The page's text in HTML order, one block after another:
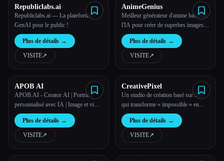
À propos
Republiclabs.ai
Republiclabs.ai — La plateforme
GenAI pour le public !
Plus de détails →
VISITE↗︎
AnimeGenius
Meilleur générateur d'anime basé sur
l'IA pour créer de superbes images
d'IA pour des spectateurs du monde
entier.Plus de détails →
VISITE↗︎
APOB AI
APOB.AI - Creator AI | Portrait
personnalisé avec IA | Image et vidéo
basées sur l'IA
Plus de détails →
VISITE↗︎
CreativePixel
Un studio de création basé sur l'IA
qui transforme « impossible » en
« terminé » en quelques secondes.
Plus de détails →
VISITE↗︎